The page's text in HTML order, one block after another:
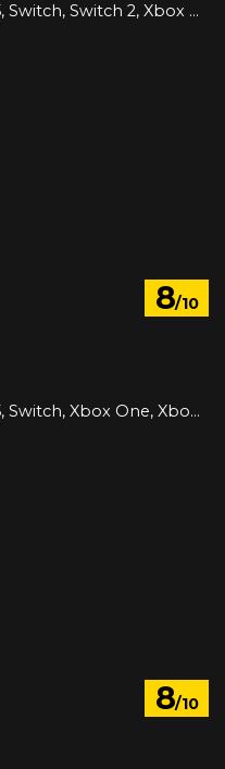
PC, PlayStation 4, PlayStation 5, Switch, Switch 2, Xbox One, Xbox Series
8/10
PC, PlayStation 4, PlayStation 5, Switch, Xbox One, Xbox Series
8/10